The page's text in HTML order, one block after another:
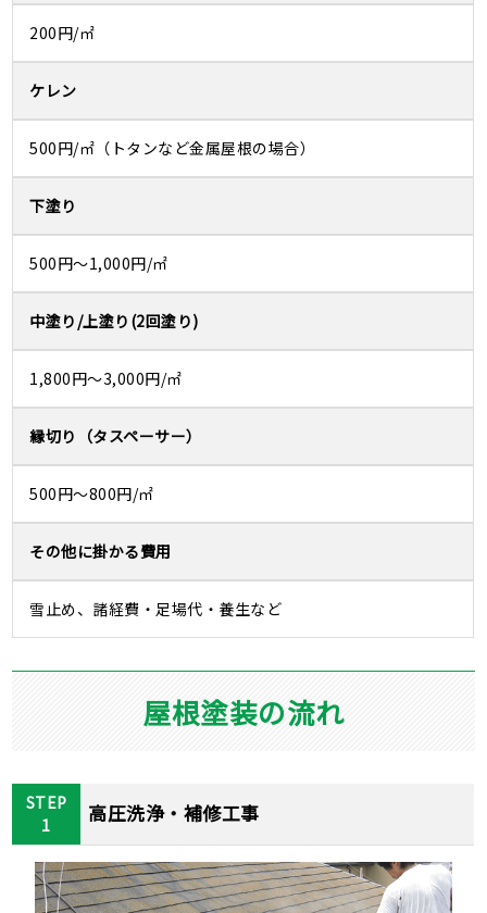
200円/㎡
ケレン
500円/㎡（トタンなど金属屋根の場合）
下塗り
500円～1,000円/㎡
中塗り/上塗り(2回塗り)
1,800円～3,000円/㎡
縁切り（タスペーサー）
500円～800円/㎡
その他に掛かる費用
雪止め、諸経費・足場代・養生など
屋根塗装の流れ
STEP
1
高圧洗浄・補修工事